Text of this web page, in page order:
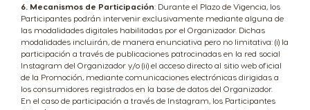
6. Mecanismos de Participación: Durante el Plazo de Vigencia, los
Participantes podrán intervenir exclusivamente mediante alguna de
las modalidades digitales habilitadas por el Organizador. Dichas
modalidades incluirán, de manera enunciativa pero no limitativa: (i) la
participación a través de publicaciones patrocinadas en la red social
Instagram del Organizador y/o (ii) el acceso directo al sitio web oficial
de la Promoción, mediante comunicaciones electrónicas dirigidas a
los consumidores registrados en la base de datos del Organizador.
En el caso de participación a través de Instagram, los Participantes